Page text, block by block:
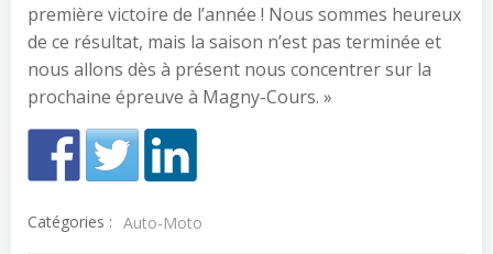
première victoire de l’année ! Nous sommes heureux
de ce résultat, mais la saison n’est pas terminée et
nous allons dès à présent nous concentrer sur la
prochaine épreuve à Magny-Cours. »
Catégories : Auto-Moto